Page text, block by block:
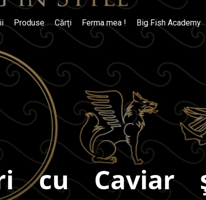
Produse Cărți Ferma mea ! Big Fish Academy
cu Caviar